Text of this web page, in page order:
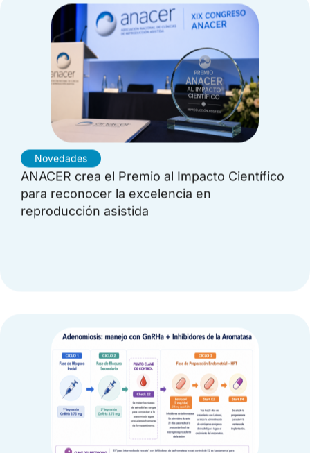
Novedades
ANACER crea el Premio al Impacto Científico
para reconocer la excelencia en
reproducción asistida